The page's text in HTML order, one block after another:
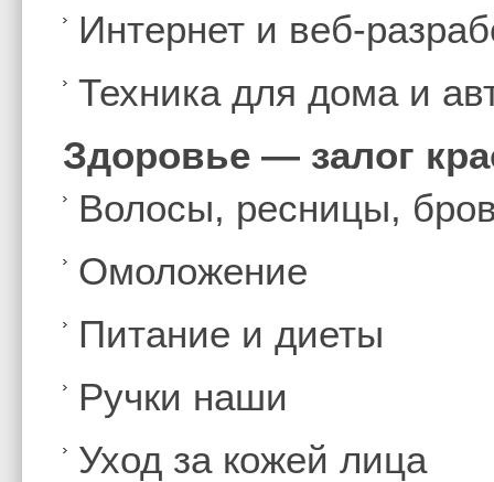
Интернет и веб-
Техника для дома и
Здоровье — залог
Волосы, ресницы,
Омоложение
Питание и диеты
Ручки наши
Уход за кожей лица